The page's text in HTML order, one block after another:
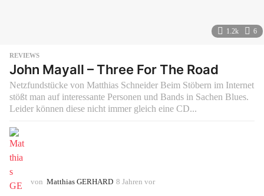
1.2k 6
REVIEWS
John Mayall – Three For The Road
Netzfundstücke von Matthias Schneider Beim Stöbern im Internet
stößt man auf interessante Personen und Bands in Sachen Blues.
Leider können diese nicht immer gleich eine CD...
von Matthias GERHARD 8 Jahren vor